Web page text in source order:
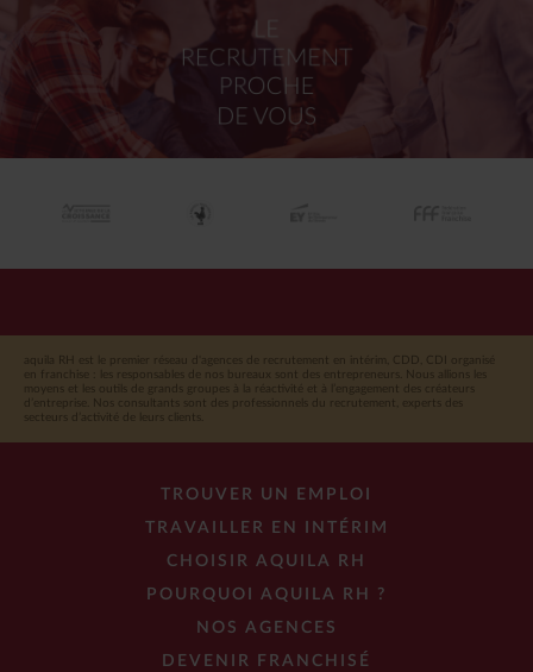
aquila RH est le premier réseau d'agences de recrutement en intérim, CDD, CDI organisé
en franchise : les responsables de nos bureaux sont des entrepreneurs. Nous allions les
moyens et les outils de grands groupes à la réactivité et à l’engagement des créateurs
d’entreprise. Nos consultants sont des professionnels du recrutement, experts des
secteurs d’activité de leurs clients.
TROUVER UN EMPLOI
TRAVAILLER EN INTÉRIM
CHOISIR AQUILA RH
POURQUOI AQUILA RH ?
NOS AGENCES
DEVENIR FRANCHISÉ